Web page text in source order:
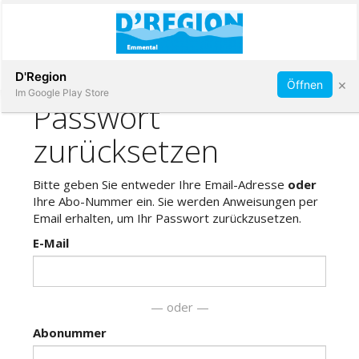
Immobilien
Veranstaltungen
Stellen
Abonnieren
D'Region
Im Google Play Store
Öffnen ×